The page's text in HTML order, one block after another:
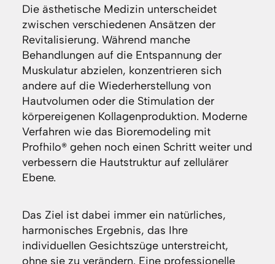
Die ästhetische Medizin unterscheidet
zwischen verschiedenen Ansätzen der
Revitalisierung. Während manche
Behandlungen auf die Entspannung der
Muskulatur abzielen, konzentrieren sich
andere auf die Wiederherstellung von
Hautvolumen oder die Stimulation der
körpereigenen Kollagenproduktion. Moderne
Verfahren wie das Bioremodeling mit
Profhilo® gehen noch einen Schritt weiter und
verbessern die Hautstruktur auf zellulärer
Ebene.
Das Ziel ist dabei immer ein natürliches,
harmonisches Ergebnis, das Ihre
individuellen Gesichtszüge unterstreicht,
ohne sie zu verändern. Eine professionelle